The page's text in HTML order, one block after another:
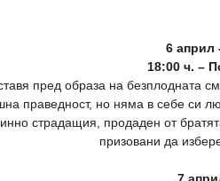
6 април
18:00 ч. –
пред образа на безплодната
праведност, но няма в себе си
страдащия, продаден от
призовани да